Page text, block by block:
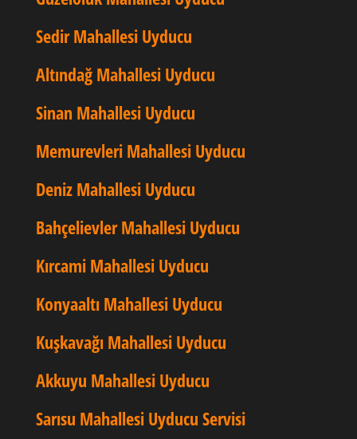
Sedir Mahallesi Uyducu
Altındağ Mahallesi Uyducu
Sinan Mahallesi Uyducu
Memurevleri Mahallesi Uyducu
Deniz Mahallesi Uyducu
Bahçelievler Mahallesi Uyducu
Kırcami Mahallesi Uyducu
Konyaaltı Mahallesi Uyducu
Kuşkavağı Mahallesi Uyducu
Akkuyu Mahallesi Uyducu
Sarısu Mahallesi Uyducu Servisi